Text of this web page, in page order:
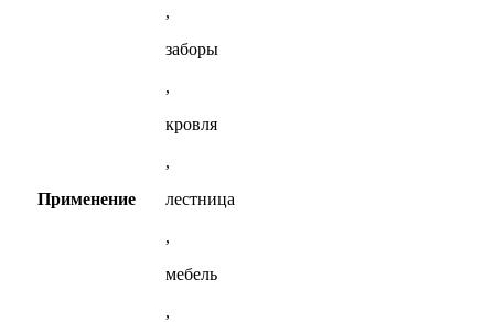
Применение
,
заборы
,
кровля
,
лестница
,
мебель
,